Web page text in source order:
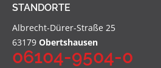
STANDORTE
Albrecht-Dürer-Straße 25
63179 Obertshausen
06104-9504-0